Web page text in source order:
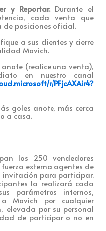
y Reportar.Durante el
cada venta que
de posiciones oficial.
a sus clientes y cierre
Movich.
(realice una venta),
en nuestro canal
r/PFjcAXAir4?
goles anote, más cerca
a casa.
los 250 vendedores
externa agentes de
invitación para participar.
la realizará cada
parámetros internos,
Movich por cualquier
elevada por su personal
de participar o no en